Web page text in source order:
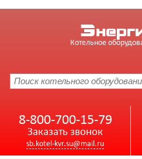
Котельное
8-800-700-15-79
Заказать звонок
sb.kotel-kvr.su@mail.ru